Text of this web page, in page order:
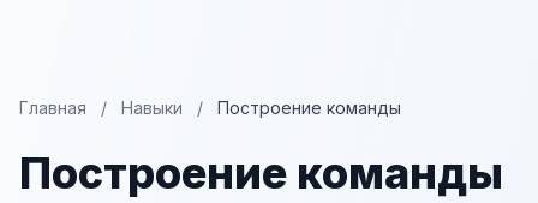
Главная / Навыки / Построение команды
Построение команды